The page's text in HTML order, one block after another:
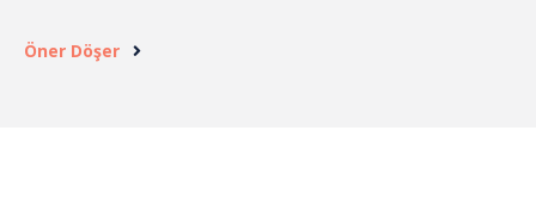
Öner Döşer